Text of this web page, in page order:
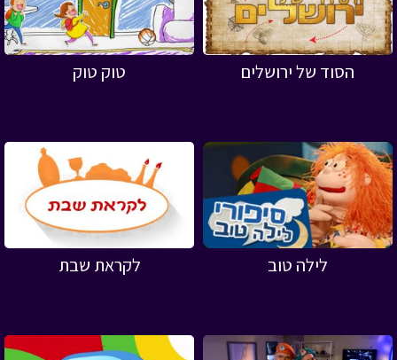
הסוד של ירושלים טוק טוק
לילה טוב לקראת שבת